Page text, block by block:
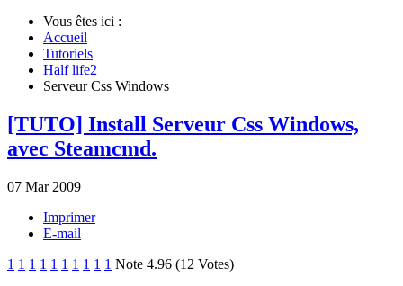
Vous êtes ici :
Accueil
Tutoriels
Half life2
Serveur Css Windows
[TUTO] Install Serveur Css Windows,
avec Steamcmd.
07 Mar 2009
Imprimer
E-mail
1 1 1 1 1 1 1 1 1 1 Note 4.96 (12 Votes)